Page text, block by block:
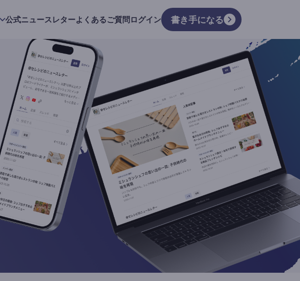
公式ニュースレターよくあるご質問ログイン 書き手になる